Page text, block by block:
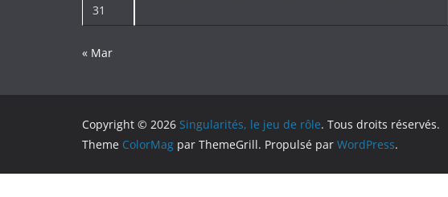
31
« Mar
Copyright © 2026 Singularités, le jeu de rôle. Tous droits réservés.
Theme ColorMag par ThemeGrill. Propulsé par WordPress.